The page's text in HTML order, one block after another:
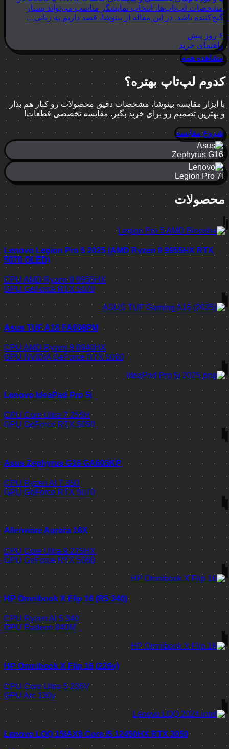
مشخصات لپ‌تاپ‌ها، انتخاب نمایشگر مناسب می‌تواند بسیار
گیج‌کننده باشد. در این مقاله از بینوشا، قصد داریم به زبانی…
۶ روز پیش
راهنمای خرید
مشاهده همه
کدوم لپ‌تاپ بهتره؟
با ابزار مقایسه بینوشا، مشخصات دقیق محصولات رو کنار هم بذار
و بهترین تصمیم رو برای خرید بگیر. مقایسه تخصصی قطعات!
شروع مقایسه
Zephyrus G16
Legion Pro 7i
محصولات
Lenovo Legion Pro 5 2025 (AMD Ryzen 9 9955HX RTX
5070 OLED)
CPU AMD Ryzen 9 9955HX
GPU GeForce RTX 5070
Asus TUF A16 FA608PM
CPU AMD Ryzen 9 8940HX
GPU NVIDIA GeForce RTX 5060
Lenovo IdeaPad Pro 5i
CPU Core Ultra 7 255H
GPU GeForce RTX 5050
Asus Zephyrus G16 GA605KP
CPU Ryzen AI 7 350
GPU GeForce RTX 5070
Alienware Aurora 16X
CPU Core Ultra 9 275HX
GPU GeForce RTX 5060
HP Omnibook X Flip 16 (R5 340)
CPU Ryzen AI 5 340
GPU Radeon 840M
HP Omnibook X Flip 16 (226v)
CPU Core Ultra 5 226V
GPU Arc 130v
Lenovo LOQ 15IAX9 Core i5 12450HX RTX 3050